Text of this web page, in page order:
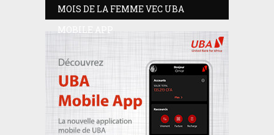
MOIS DE LA FEMME VEC UBA
MOBILE APP